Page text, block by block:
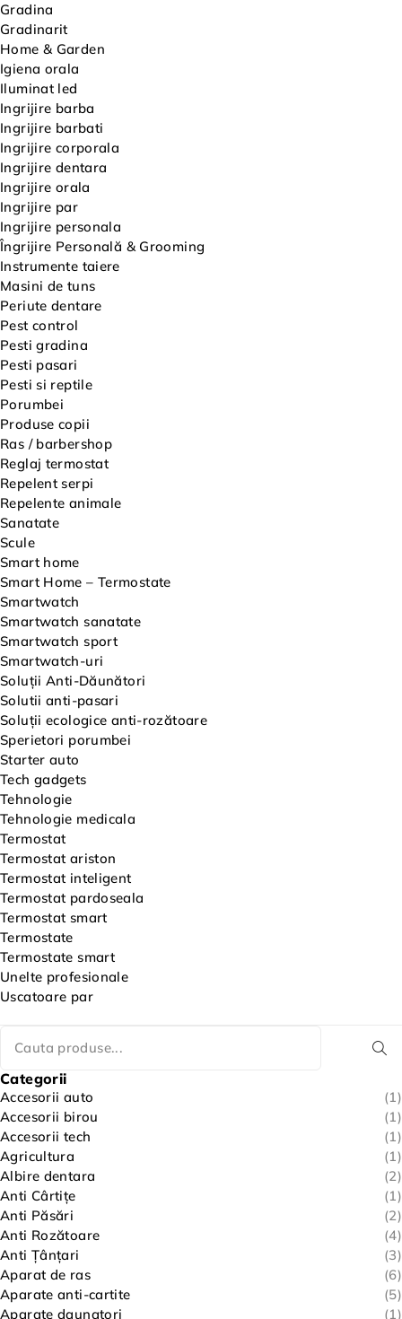
Gradina
Gradinarit
Home & Garden
Igiena orala
Iluminat led
Ingrijire barba
Ingrijire barbati
Ingrijire corporala
Ingrijire dentara
Ingrijire orala
Ingrijire par
Ingrijire personala
Îngrijire Personală & Grooming
Instrumente taiere
Masini de tuns
Periute dentare
Pest control
Pesti gradina
Pesti pasari
Pesti si reptile
Porumbei
Produse copii
Ras / barbershop
Reglaj termostat
Repelent serpi
Repelente animale
Sanatate
Scule
Smart home
Smart Home – Termostate
Smartwatch
Smartwatch sanatate
Smartwatch sport
Smartwatch-uri
Soluții Anti-Dăunători
Solutii anti-pasari
Soluții ecologice anti-rozătoare
Sperietori porumbei
Starter auto
Tech gadgets
Tehnologie
Tehnologie medicala
Termostat
Termostat ariston
Termostat inteligent
Termostat pardoseala
Termostat smart
Termostate
Termostate smart
Unelte profesionale
Uscatoare par
Categorii
Accesorii auto
(1)
Accesorii birou
(1)
Accesorii tech
(1)
Agricultura
(1)
Albire dentara
(2)
Anti Cârtițe
(1)
Anti Păsări
(2)
Anti Rozătoare
(4)
Anti Țânțari
(3)
Aparat de ras
(6)
Aparate anti-cartite
(5)
Aparate daunatori
(1)